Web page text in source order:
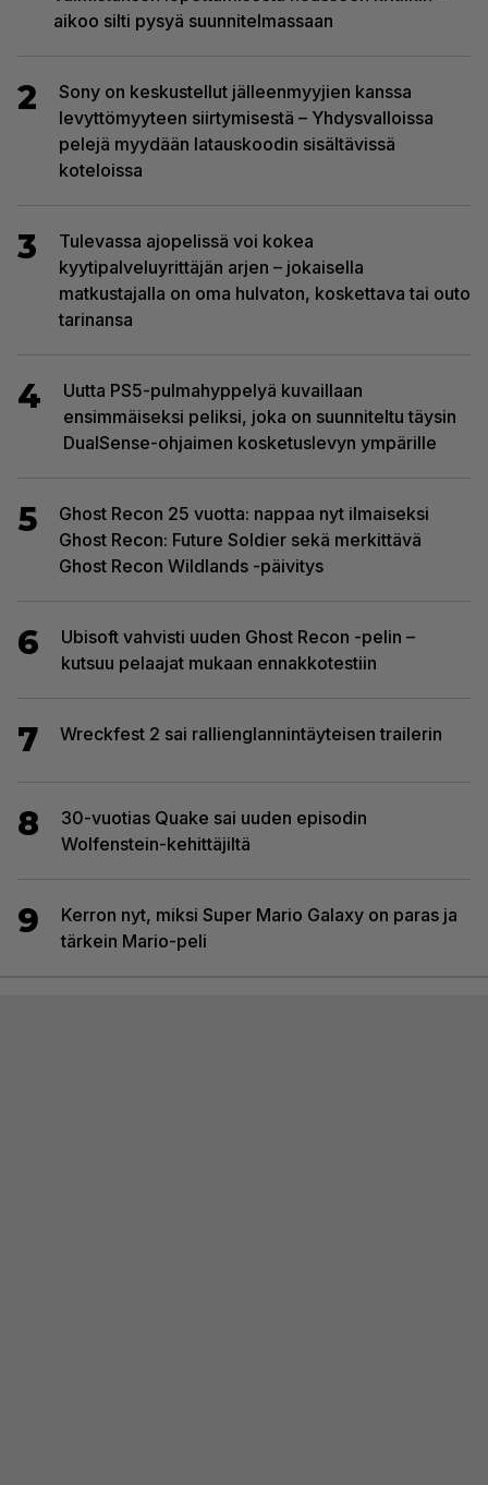
aikoo silti pysyä suunnitelmassaan
2
Sony on keskustellut jälleenmyyjien kanssa
levyttömyyteen siirtymisestä – Yhdysvalloissa
pelejä myydään latauskoodin sisältävissä
koteloissa
3
Tulevassa ajopelissä voi kokea
kyytipalveluyrittäjän arjen – jokaisella
matkustajalla on oma hulvaton, koskettava tai outo
tarinansa
4
Uutta PS5-pulmahyppelyä kuvaillaan
ensimmäiseksi peliksi, joka on suunniteltu täysin
DualSense-ohjaimen kosketuslevyn ympärille
5
Ghost Recon 25 vuotta: nappaa nyt ilmaiseksi
Ghost Recon: Future Soldier sekä merkittävä
Ghost Recon Wildlands -päivitys
6
Ubisoft vahvisti uuden Ghost Recon -pelin –
kutsuu pelaajat mukaan ennakkotestiin
7 Wreckfest 2 sai rallienglannintäyteisen trailerin
8
30-vuotias Quake sai uuden episodin
Wolfenstein-kehittäjiltä
9
Kerron nyt, miksi Super Mario Galaxy on paras ja
tärkein Mario-peli